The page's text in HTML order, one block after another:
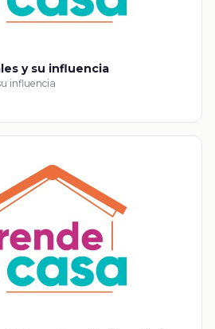
y su influencia
influencia